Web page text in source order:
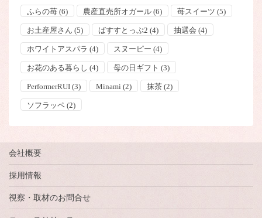
ふらの苺(6) 農産直売所オガール(6) 苺スイーツ (5)
お土産屋さん (5) ばすすとっぷ2 (4) 抽選会 (4)
ホワイトアスパラ (4) スヌーピー (4)
お花のある暮らし (4) 母の日ギフト (3)
PerformerRUI(3) Minami (2) 抹茶(2)
ソフラッペ(2)
会社概要
採用情報
視察・取材のお問合せ